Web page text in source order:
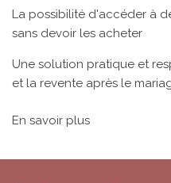
La possibilité d'accéder à
sans devoir les acheter
Une solution pratique et
et la revente après le
En savoir plus